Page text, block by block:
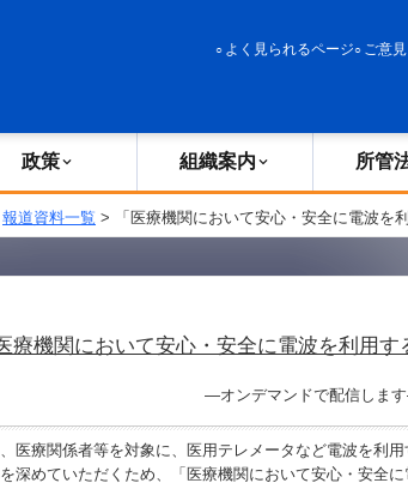
よく見られるページ ご意
政策 組織案内 所管
報道資料一覧 > 「医療機関において安心・安全に電波を
療機関において安心・安全に電波を利用
―オンデマンドで配信しま
医療関係者等を対象に、医用テレメータなど電波を利
深めていただくため、「医療機関において安心・安全